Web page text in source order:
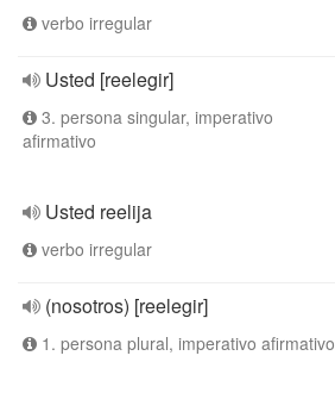
verbo irregular
Usted [reelegir]
3. persona singular, imperativo
afirmativo
Usted reelija
verbo irregular
(nosotros) [reelegir]
1. persona plural, imperativo afirmativo